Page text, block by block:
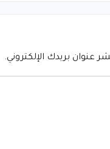
عنوان بريدك الإلكتروني.